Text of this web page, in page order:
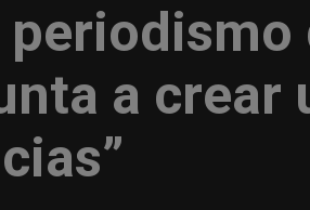
periodismo
a crear